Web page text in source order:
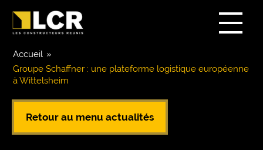
Accueil »
Groupe Schaffner : une plateforme logistique européenne
à Wittelsheim
Retour au menu actualités